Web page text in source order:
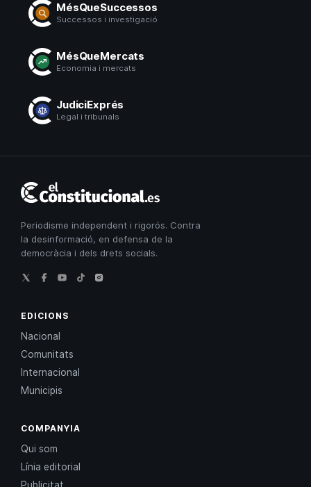
MésQueSuccessos
Successos i investigació
MésQueMercats
Economia i mercats
JudiciExprés
Legal i tribunals
Constitucional
Periodisme independent i rigorós. Contra
la desinformació, en defensa de la
democràcia i dels drets socials.
EDICIONS
Nacional
Comunitats
Internacional
Municipis
COMPANYIA
Qui som
Línia editorial